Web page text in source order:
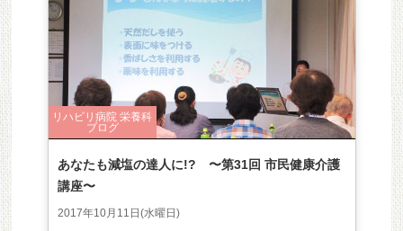
リハビリ病院 栄養科
ブログ
あなたも減塩の達人に!? 〜第31回 市民健康介護
講座〜
2017年10月11日(水曜日)